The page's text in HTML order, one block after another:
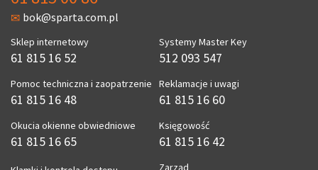
bok@sparta.com.pl
Sklep internetowy
61 815 16 52
Pomoc techniczna i zaopatrzenie
61 815 16 48
Okucia okienne obwiedniowe
61 815 16 65
Systemy Master Key
512 093 547
Reklamacje i uwagi
61 815 16 60
Księgowość
61 815 16 42
Zarząd